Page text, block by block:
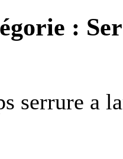
:
serrure a